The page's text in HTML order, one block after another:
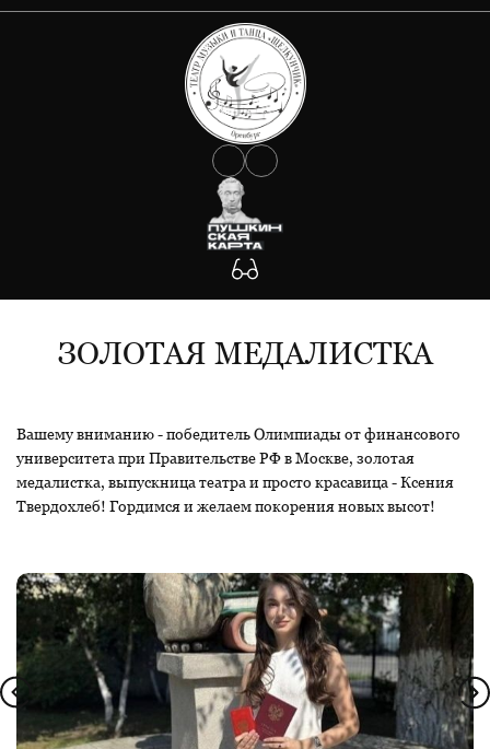
О ТЕАТРЕ
Документы
Сведения об учредителе
Государственное задание
Антикоррупция
Противодействие Covid-19
Антитеррористическая защищенность
Будьте внимательны!
Участникам СВО
АФИША
КОЛЛЕКТИВ
УЧАСТНИКАМ СВО
ФОТО
КОНТАКТЫ
ЗОЛОТАЯ МЕДАЛИСТКА
Вашему вниманию - победитель Олимпиады от финансового
университета при Правительстве РФ в Москве, золотая
медалистка, выпускница театра и просто красавица - Ксения
Твердохлеб! Гордимся и желаем покорения новых высот!